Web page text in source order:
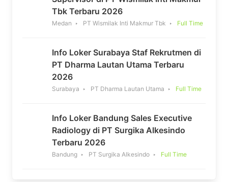
Tbk Terbaru 2026
Medan PT Wismilak Inti Makmur Tbk Full Time
Info Loker Surabaya Staf Rekrutmen di
PT Dharma Lautan Utama Terbaru
2026
Surabaya PT Dharma Lautan Utama Full Time
Info Loker Bandung Sales Executive
Radiology di PT Surgika Alkesindo
Terbaru 2026
Bandung PT Surgika Alkesindo Full Time